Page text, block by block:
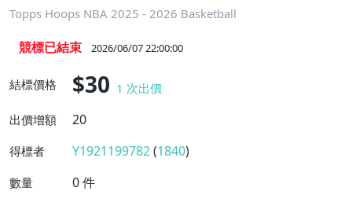
Topps Hoops NBA 2025 - 2026 Basketball
競標已結束 2026/06/07 22:00:00
結標價格 $30 1 次出價
出價增額
20
得標者 Y1921199782(1840)
數量 0件